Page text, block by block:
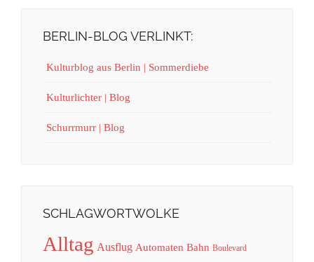
BERLIN-BLOG VERLINKT:
Kulturblog aus Berlin | Sommerdiebe
Kulturlichter | Blog
Schurrmurr | Blog
SCHLAGWORTWOLKE
Alltag Ausflug Automaten Bahn Boulevard